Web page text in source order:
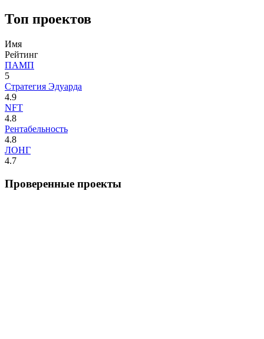
Топ проектов
Имя
Рейтинг
ПАМП
5
Стратегия Эдуарда
4.9
NFT
4.8
Рентабельность
4.8
ЛОНГ
4.7
Проверенные проекты